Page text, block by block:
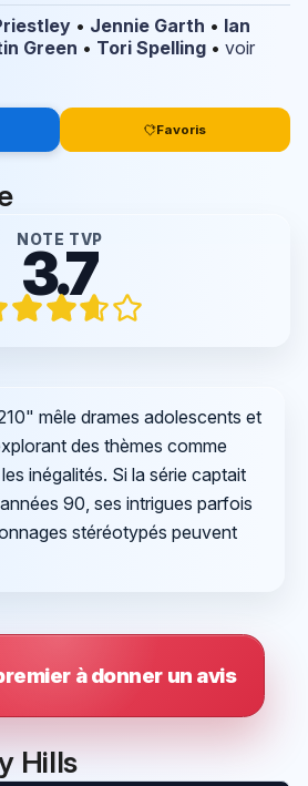
• Jennie Garth • Ian
Green • Tori Spelling • voir
Favoris
NOTE TVP
3.7
mêle drames adolescents et
des thèmes comme
les inégalités. Si la série captait
90, ses intrigues parfois
stéréotypés peuvent
à donner un avis
Hills